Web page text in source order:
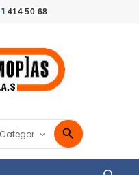
414 50 68